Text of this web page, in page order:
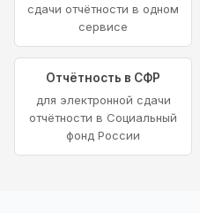
сдачи отчётности в одном
сервисе
Отчётность в СФР
для электронной сдачи
отчётности в Социальный
фонд России